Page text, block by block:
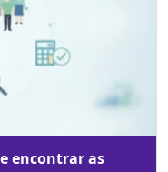
encontrar as